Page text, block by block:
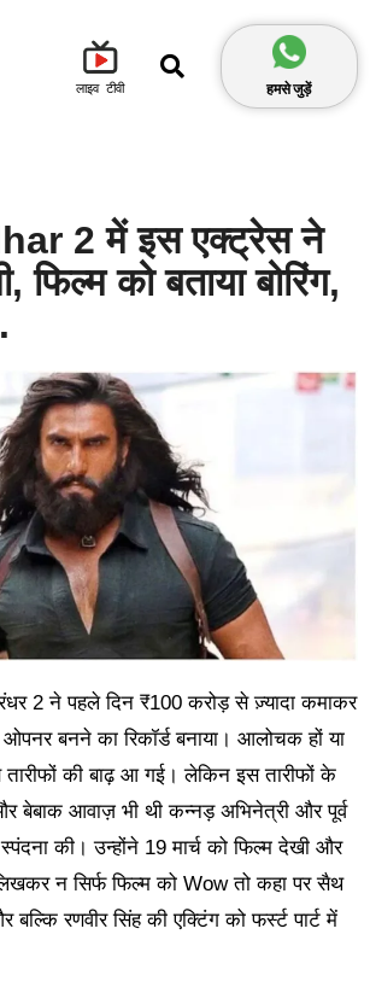
लाइव टीवी हमसे जुड़ें
2 में इस एक्ट्रेस ने
फिल्म को बताया बोरिंग,
2 ने पहले दिन ₹100 करोड़ से ज़्यादा कमाकर
बनने का रिकॉर्ड बनाया। आलोचक हों या
की बाढ़ आ गई। लेकिन इस तारीफों के
बेबाक आवाज़ भी थी कन्नड़ अभिनेत्री और पूर्व
स्पंदना की। उन्होंने 19 मार्च को फिल्म देखी और
न सिर्फ फिल्म को Wow तो कहा पर सैथ
बल्कि रणवीर सिंह की एक्टिंग को फर्स्ट पार्ट में